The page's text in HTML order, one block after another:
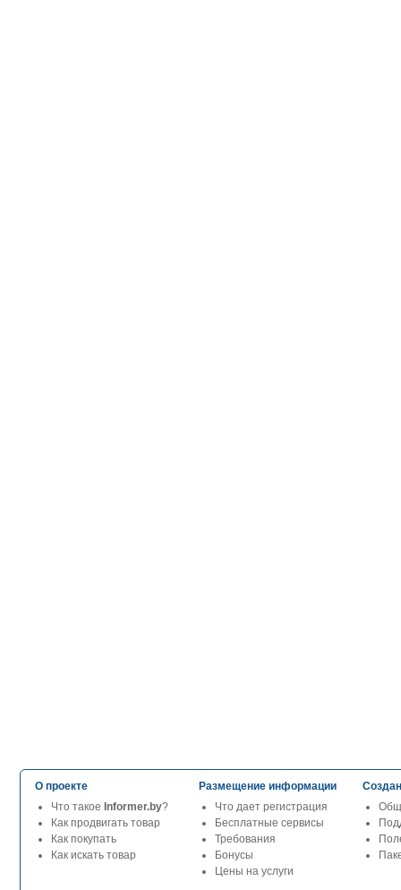
О проекте
Что такое Informer.by?
Как продвигать товар
Как покупать
Как искать товар
Размещение информации
Что дает регистрация
Бесплатные сервисы
Требования
Бонусы
Цены на услуги